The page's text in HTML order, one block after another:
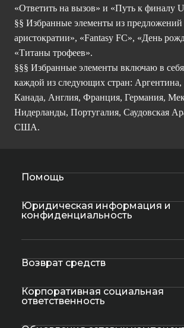
«Ответить на вызов» и «Путь к финалу
§§ Избранные элементы из
аристократии», «Fantasy FC», «День
«Титаны трофеев».
§§§ Избранные элементы включаю в
каждой из следующих стран: Аргентина,
Канада, Англия, Франция, Германия,
Нидерланды, Португалия, Саудовская
США.
Помощь
Юридическая информация и
конфиденциальность
Возврат средств
Корпоративная социальная
ответственность